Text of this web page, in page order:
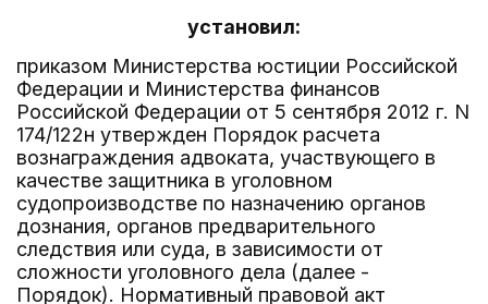
установил:
приказом Министерства юстиции Российской
Федерации и Министерства финансов
Российской Федерации от 5 сентября 2012 г. N
174/122н утвержден Порядок расчета
вознаграждения адвоката, участвующего в
качестве защитника в уголовном
судопроизводстве по назначению органов
дознания, органов предварительного
следствия или суда, в зависимости от
сложности уголовного дела (далее -
Порядок). Нормативный правовой акт